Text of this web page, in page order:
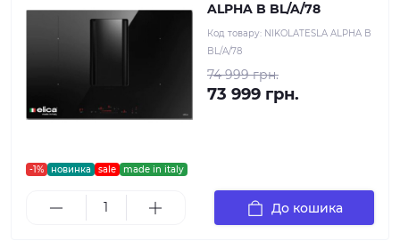
-1% новинка sale made in italy
ALPHA B BL/A/78
Код товару: NIKOLATESLA ALPHA B
BL/A/78
74 999 грн.
73 999 грн.
До кошика